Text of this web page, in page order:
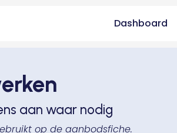
Dashboard
aan waar nodig
op de aanbodsfiche.